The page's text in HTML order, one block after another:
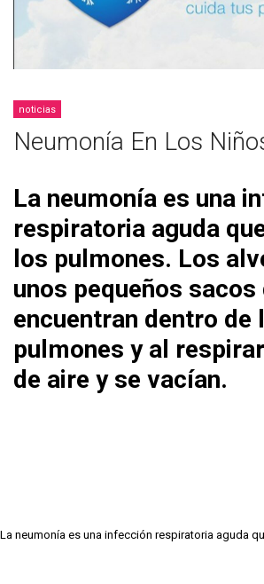
noticias
Neumonía En Los
La neumonía es una
respiratoria aguda
los pulmones. Los
unos pequeños sacos
encuentran dentro de
pulmones y al
de aire y se vacían.
La neumonía es una infección respiratoria aguda